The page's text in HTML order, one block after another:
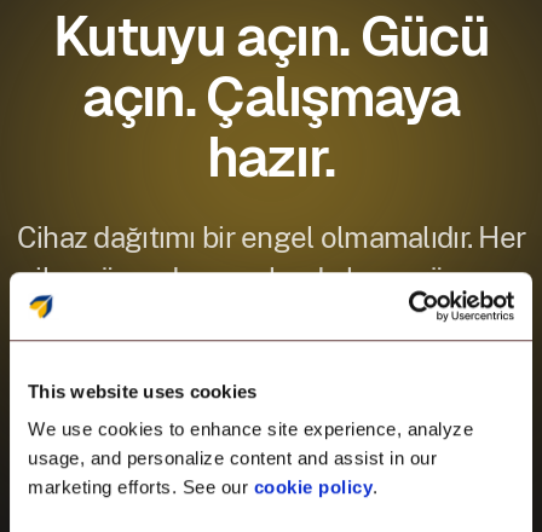
This website uses cookies
We use cookies to enhance site experience, analyze
usage, and personalize content and assist in our
marketing efforts. See our cookie policy.
Kutuyu açın. Gücü
açın. Çalışmaya
hazır.
Cihaz dağıtımı bir engel olmamalıdır. Her
cihazı önceden yapılandırılmış, güvence
altına alınmış ve harekete hazır hale
yok. Cihaz kullanıcıya ulaşmadan önce
bile politikaları, uygulamaları ve güvenlik
ayarlarını itin. Önemli olana